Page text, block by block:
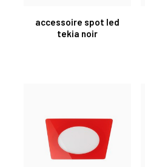
accessoire spot led
tekia noir